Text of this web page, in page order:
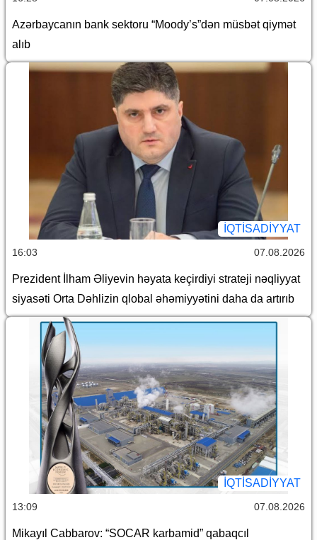
Azərbaycanın bank sektoru “Moody’s”dən müsbət qiymət
alıb
İQTİSADİYYAT
16:03 07.08.2026
Prezident İlham Əliyevin həyata keçirdiyi strateji nəqliyyat
siyasəti Orta Dəhlizin qlobal əhəmiyyətini daha da artırıb
İQTİSADİYYAT
13:09 07.08.2026
Mikayıl Cabbarov: “SOCAR karbamid” qabaqcıl